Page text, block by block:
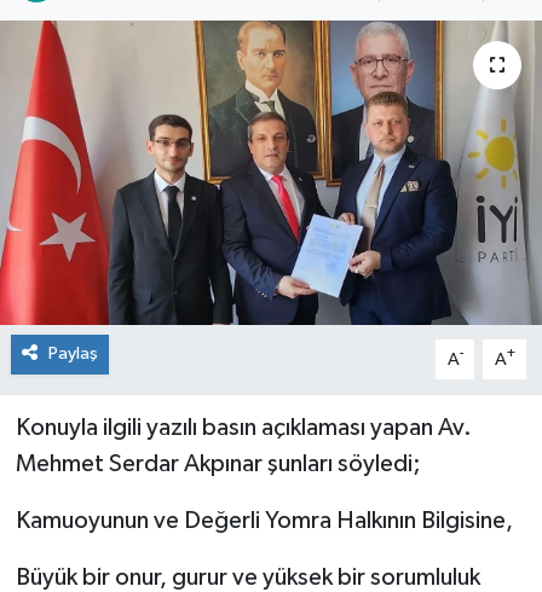
Paylaş A- A+
Konuyla ilgili yazılı basın açıklaması yapan Av.
Mehmet Serdar Akpınar şunları söyledi;
Kamuoyunun ve Değerli Yomra Halkının Bilgisine,
Büyük bir onur, gurur ve yüksek bir sorumluluk